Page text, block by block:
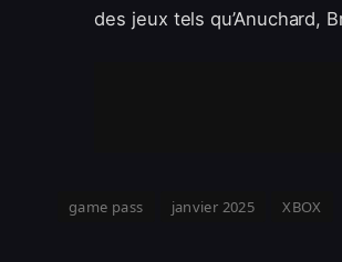
des jeux tels qu’Anuchard,
game pass janvier 2025 XBOX